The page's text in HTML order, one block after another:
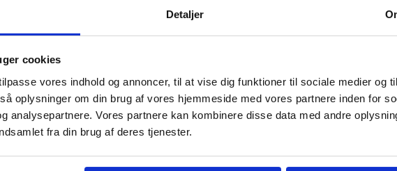
Detaljer
cookies
vores indhold og annoncer, til at vise dig funktioner til sociale medier og
oplysninger om din brug af vores hjemmeside med vores partnere inden for
analysepartnere. Vores partnere kan kombinere disse data med andre
fra din brug af deres tjenester.
Sahara
Terrassevarmer Sahara
Terrassevarmer